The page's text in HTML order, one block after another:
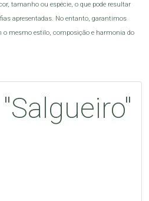
tamanho ou espécie, o que pode resultar
apresentadas. No entanto, garantimos
o mesmo estilo, composição e harmonia do